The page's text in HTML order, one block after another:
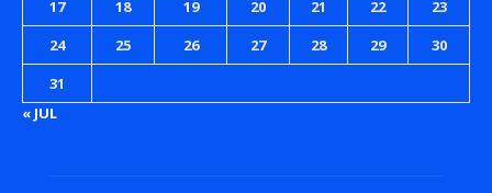
17
18 19 20 21 22
23
24
25 26 27 28 29
30
31
« JUL